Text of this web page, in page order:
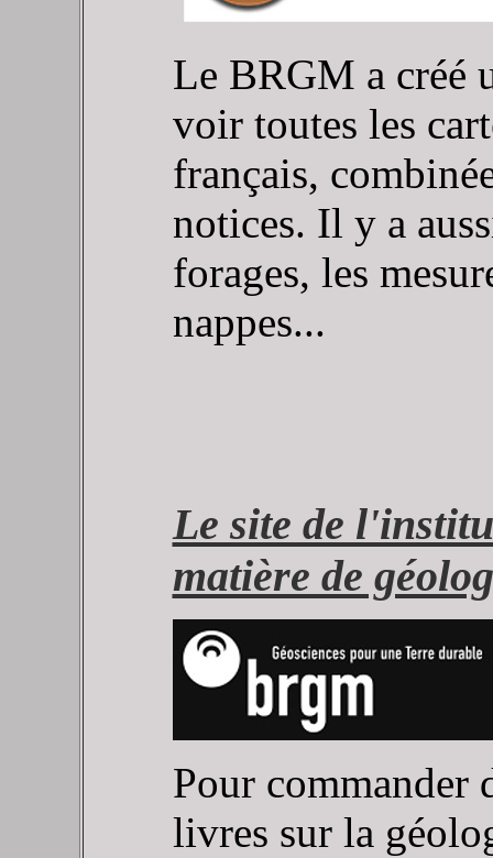
Le BRGM a créé
voir toutes les
français,
notices. Il y a
forages, les
nappes...
Le site de
matière de
Pour commander
livres sur la